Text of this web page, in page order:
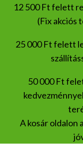
12 500 Ft felett
(Fix akciós
25 000 Ft felett
50 000 Ft
A kosár oldalon